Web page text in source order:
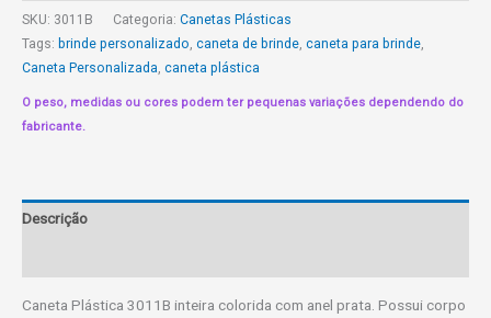
SKU: 3011B Categoria: Canetas Plásticas
Tags: brinde personalizado, caneta de brinde, caneta para brinde,
Caneta Personalizada, caneta plástica
O peso, medidas ou cores podem ter pequenas variações dependendo do
fabricante.
Descrição
Caneta Plástica 3011B inteira colorida com anel prata. Possui corpo